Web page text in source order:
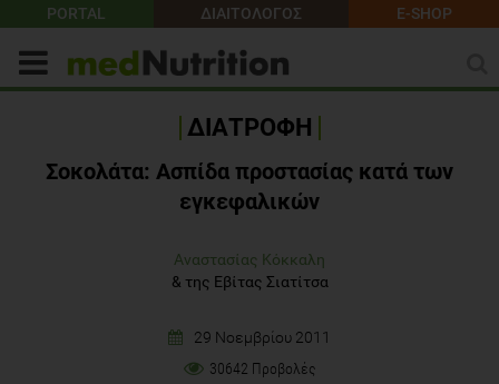
PORTAL ΔΙΑΙΤΟΛΟΓΟΣ E-SHOP
ΔΙΑΤΡΟΦΗ
Σοκολάτα: Ασπίδα προστασίας κατά των
εγκεφαλικών
Αναστασίας Κόκκαλη
& της Εβίτας Σιατίτσα
29 Νοεμβρίου 2011
30642 Προβολές